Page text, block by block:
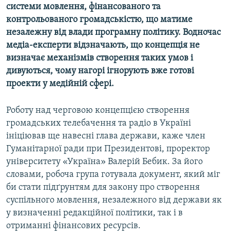
Усі сайти RFE/RL
системи мовлення, фінансованого та
контрольованого громадськістю, що матиме
незалежну від влади програмну політику. Водночас
медіа-експерти відзначають, що концепція не
визначає механізмів створення таких умов і
дивуються, чому нагорі ігнорують вже готові
проекти у медійній сфері.
Роботу над черговою концепцією створення
громадських телебачення та радіо в Україні
ініціював ще навесні глава держави, каже член
Гуманітарної ради при Президентові, проректор
університету «Україна» Валерій Бебик. За його
словами, робоча група готувала документ, який міг
би стати підґрунтям для закону про створення
суспільного мовлення, незалежного від держави як
у визначенні редакційної політики, так і в
отриманні фінансових ресурсів.